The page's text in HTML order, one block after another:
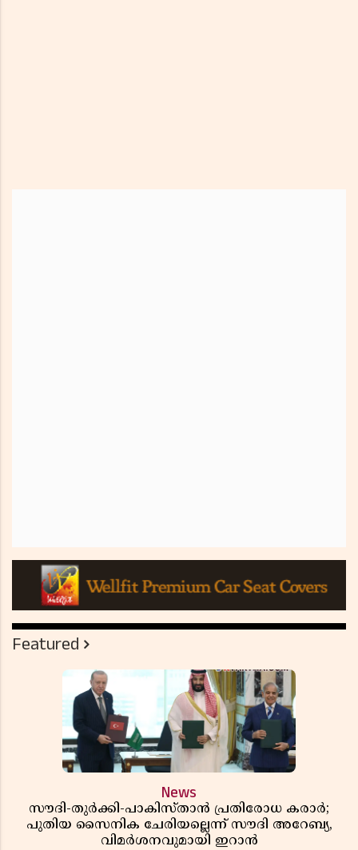
Featured
News
സൗദി-തുർക്കി-പാകിസ്താൻ പ്രതിരോധ കരാർ;
പുതിയ സൈനിക ചേരിയല്ലെന്ന് സൗദി അറേബ്യ,
വിമർശനവുമായി ഇറാൻ